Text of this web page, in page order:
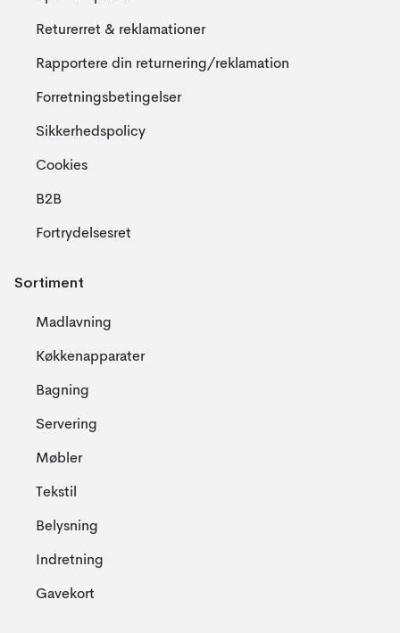
Returerret & reklamationer
Rapportere din returnering/reklamation
Forretningsbetingelser
Sikkerhedspolicy
Cookies
B2B
Fortrydelsesret
Sortiment
Madlavning
Køkkenapparater
Bagning
Servering
Møbler
Tekstil
Belysning
Indretning
Gavekort